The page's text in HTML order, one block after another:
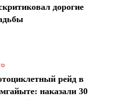
дорогие
рейд в
наказали 30